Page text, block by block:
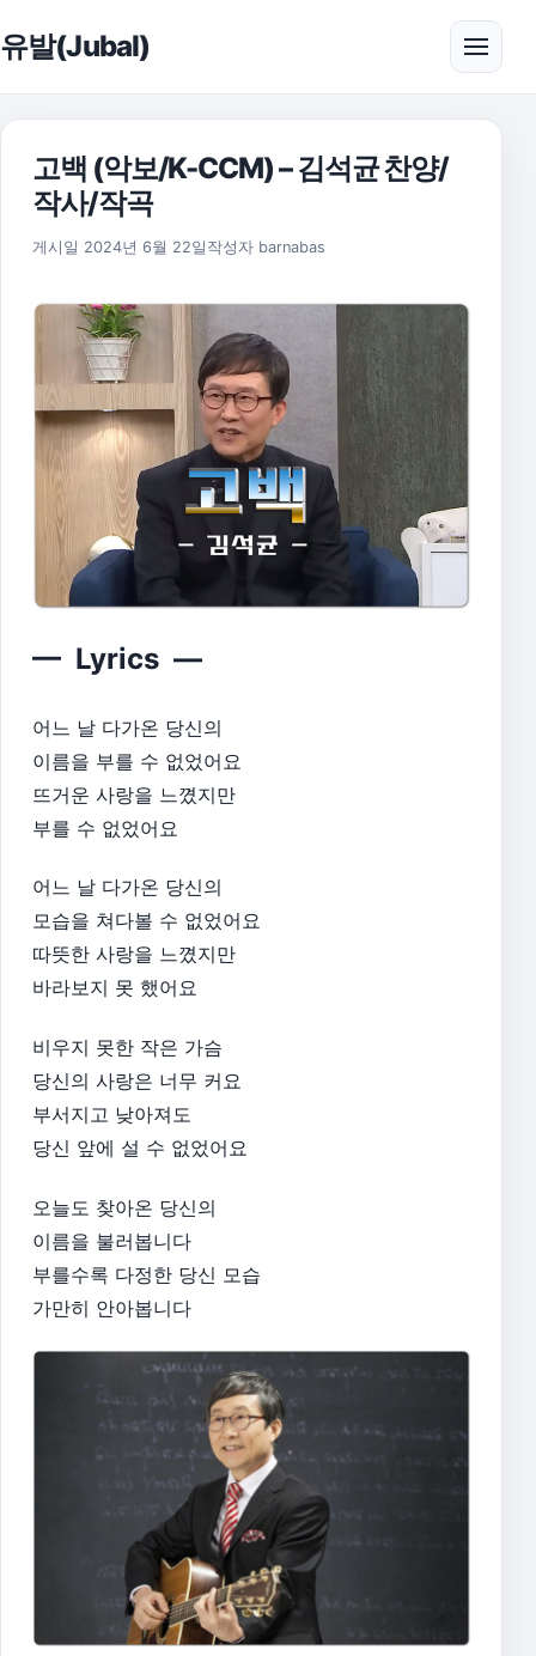
유발(Jubal) 메뉴
고백 (악보/K-CCM) – 김석균 찬양/
작사/작곡
게시일 2024년 6월 22일 2025년 11월 17일
작성자 barnabas
— Lyrics —
어느 날 다가온 당신의
이름을 부를 수 없었어요
뜨거운 사랑을 느꼈지만
부를 수 없었어요
어느 날 다가온 당신의
모습을 쳐다볼 수 없었어요
따뜻한 사랑을 느꼈지만
바라보지 못 했어요
비우지 못한 작은 가슴
당신의 사랑은 너무 커요
부서지고 낮아져도
당신 앞에 설 수 없었어요
오늘도 찾아온 당신의
이름을 불러봅니다
부를수록 다정한 당신 모습
가만히 안아봅니다